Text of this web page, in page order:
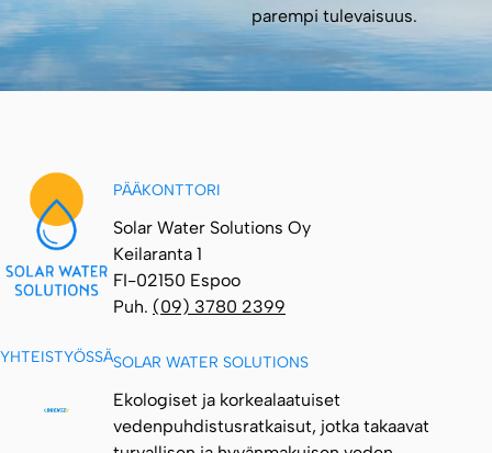
parempi tulevaisuus.
YHTEISTYÖSSÄ
PÄÄKONTTORI
Solar Water Solutions Oy
Keilaranta 1
FI-02150 Espoo
Puh. (09) 3780 2399
SOLAR WATER SOLUTIONS
Ekologiset ja korkealaatuiset
vedenpuhdistusratkaisut, jotka takaavat